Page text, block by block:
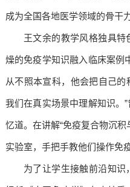
成为全国各地医学领域的骨干
王文余的教学风格独具
燥的免疫学知识融入临床案例
从不照本宣科，他会把自己
我们在真实场景中理解知识。
忆道。在讲解“免疫复合物沉
实验室，手把手教他们操作免
为了让学生接触前沿知识